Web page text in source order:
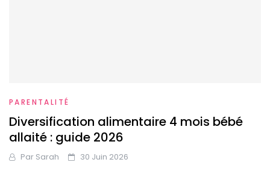
PARENTALITÉ
Diversification alimentaire 4 mois bébé
allaité : guide 2026
Par Sarah 30 Juin 2026